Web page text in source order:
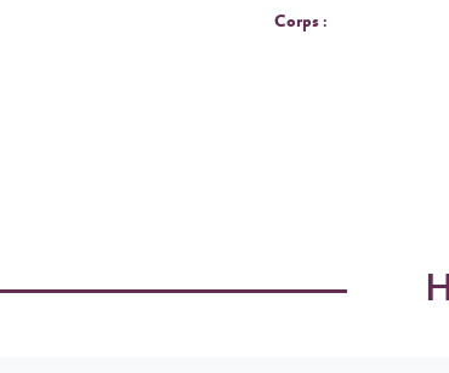
Corps :